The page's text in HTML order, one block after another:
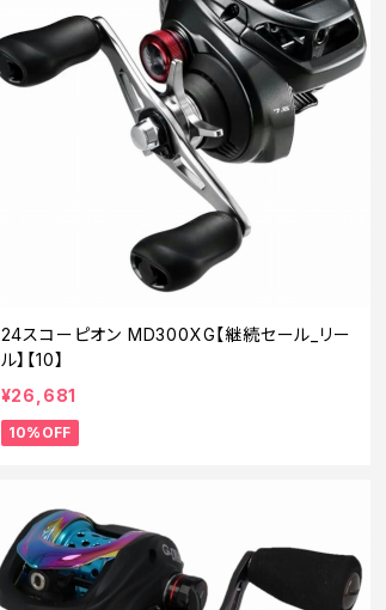
24スコーピオン MD300XG【継続セール_リー
ル】【10】
¥26,681
10%OFF